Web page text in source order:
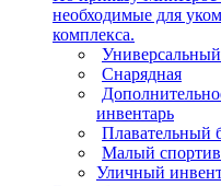
необходимые для
комплекса.
Снарядная
инвентарь
Плавательный
Малый
Уличный